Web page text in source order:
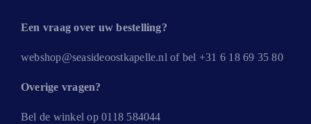
Een vraag over uw bestelling?
webshop@seasideoostkapelle.nl of bel +31 6 18 69 35 80
Overige vragen?
Bel de winkel op 0118 584044